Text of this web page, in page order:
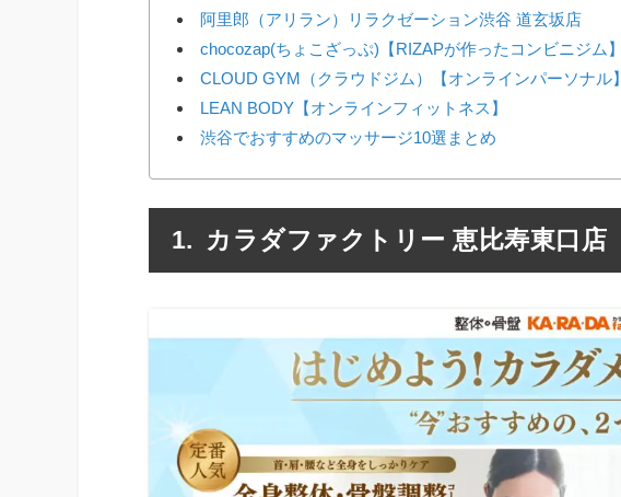
阿里郎（アリラン）リラクゼーション渋谷 道玄坂店
chocozap(ちょこざっぷ)【RIZAPが作ったコンビニジム】
CLOUD GYM（クラウドジム）【オンラインパーソナル】
LEAN BODY【オンラインフィットネス】
渋谷でおすすめのマッサージ10選まとめ
カラダファクトリー 恵比寿東口店